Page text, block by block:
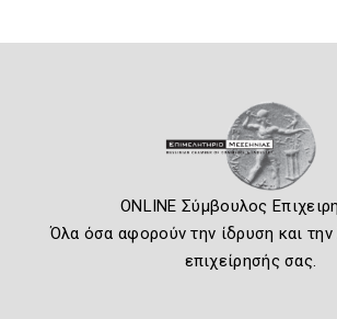
ONLINE Σύμβουλος
Όλα όσα αφορούν την ίδρυση και την
επιχείρησής σας.